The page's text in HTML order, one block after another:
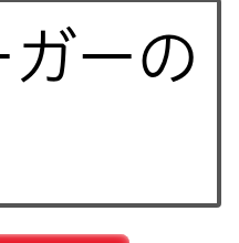
ーの